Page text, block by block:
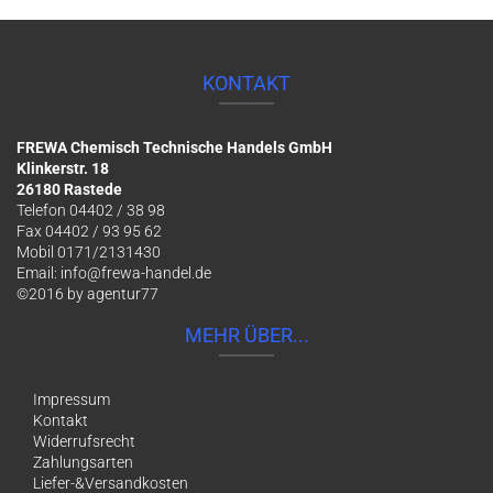
KONTAKT
FREWA Chemisch Technische Handels GmbH
Klinkerstr. 18
26180 Rastede
Telefon 04402 / 38 98
Fax 04402 / 93 95 62
Mobil 0171/2131430
Email: info@frewa-handel.de
©2016 byagentur77
MEHR ÜBER...
Impressum
Kontakt
Widerrufsrecht
Zahlungsarten
Liefer-&Versandkosten